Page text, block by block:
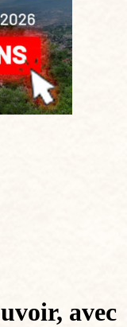
avec